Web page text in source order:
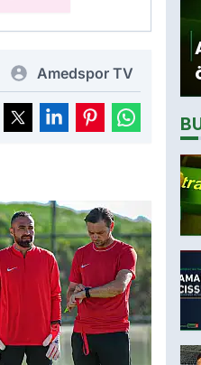
Amedspor TV